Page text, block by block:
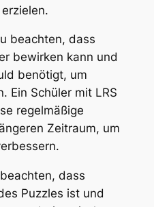
beachten, dass
bewirken kann und
benötigt, um
Ein Schüler mit LRS
regelmäßige
Zeitraum, um
dass
Puzzles ist und